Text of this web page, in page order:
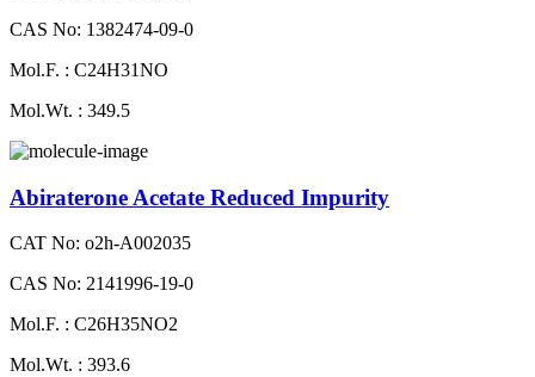
CAS No: 1382474-09-0
Mol.F. : C24H31NO
Mol.Wt. : 349.5
Abiraterone Acetate Reduced Impurity
CAT No: o2h-A002035
CAS No: 2141996-19-0
Mol.F. : C26H35NO2
Mol.Wt. : 393.6